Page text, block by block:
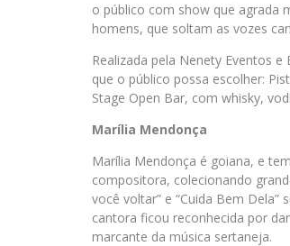
o público com show que agrada
homens, que soltam as vozes
Realizada pela Nenety Eventos
que o público possa escolher:
Stage Open Bar, com whisky,
Marília Mendonça
Marília Mendonça é goiana, e
compositora, colecionando
você voltar” e “Cuida Bem
cantora ficou reconhecida por
marcante da música sertaneja.